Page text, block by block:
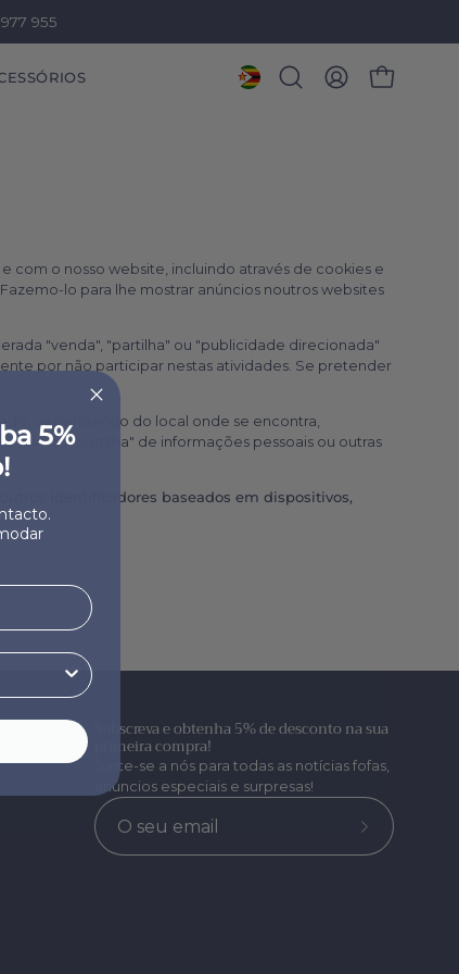
955
AbrirA
ABRIR
com o nosso website, incluindo através de cookies e
lo para lhe mostrar anúncios noutros websites
"venda", "partilha" ou "publicidade direcionada"
por não participar nestas atividades. Se pretender
dependendo do local onde se encontra,
ou "partilha" de informações pessoais ou outras
identificadores baseados em dispositivos,
Subscreva e obtenha 5% de desconto na sua
primeira compra!
Junte-se a nós para todas as notícias fofas,
anúncios especiais e surpresas!
Subscrever
5%